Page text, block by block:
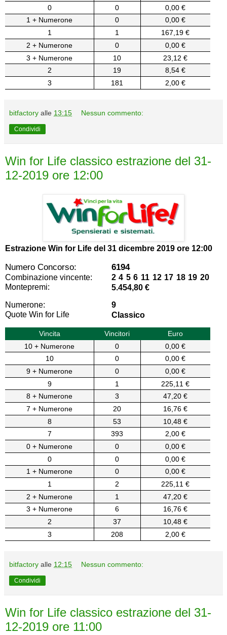
0
0
0,00 €
1 + Numerone
0
0,00 €
1
1
167,19 €
2 + Numerone
0
0,00 €
3 + Numerone
10
23,12 €
2
19
8,54 €
3
181 2,00 €
bitfactory alle 13:15 Nessun commento:
Condividi
Win for Life classico estrazione del 31-
12-2019 ore 12:00
Estrazione Win for Life del 31 dicembre 2019 ore 12:00
Numero Concorso: 6194
Combinazione vincente:
2 4 5 6 11 12 17 18 19 20
Montepremi:
5.454,80 €
Numerone:
9
Quote Win for Life
Classico
Vincita Vincitori
Euro
10 + Numerone
0
0,00 €
10
0
0,00 €
9 + Numerone
0
0,00 €
9
1
225,11 €
8 + Numerone
3
47,20 €
7 + Numerone
20
16,76 €
8
53
10,48 €
7
393
2,00 €
0 + Numerone
0
0,00 €
0
0
0,00 €
1 + Numerone
0
0,00 €
1
2
225,11 €
2 + Numerone
1
47,20 €
3 + Numerone
6
16,76 €
2
37
10,48 €
3
208 2,00 €
bitfactory alle 12:15 Nessun commento:
Condividi
Win for Life classico estrazione del 31-
12-2019 ore 11:00